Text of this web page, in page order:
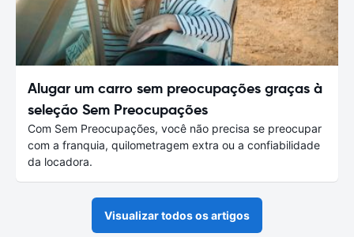
Alugar um carro sem preocupações graças à
seleção Sem Preocupações
Com Sem Preocupações, você não precisa se preocupar
com a franquia, quilometragem extra ou a confiabilidade
da locadora.
Visualizar todos os artigos